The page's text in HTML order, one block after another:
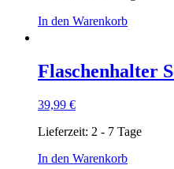
In den Warenkorb
Flaschenhalter
39,99 €
Lieferzeit: 2 - 7 Tage
In den Warenkorb